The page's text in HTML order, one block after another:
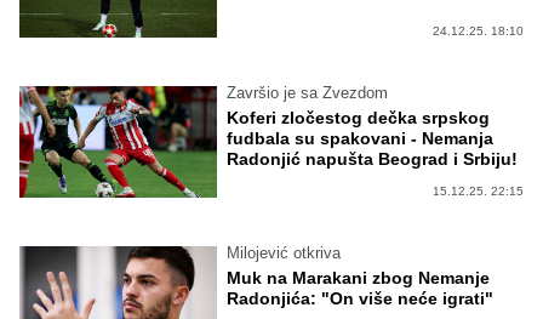
24.12.25. 18:10
Završio je sa Zvezdom
Koferi zločestog dečka srpskog
fudbala su spakovani - Nemanja
Radonjić napušta Beograd i Srbiju!
15.12.25. 22:15
Milojević otkriva
Muk na Marakani zbog Nemanje
Radonjića: "On više neće igrati"